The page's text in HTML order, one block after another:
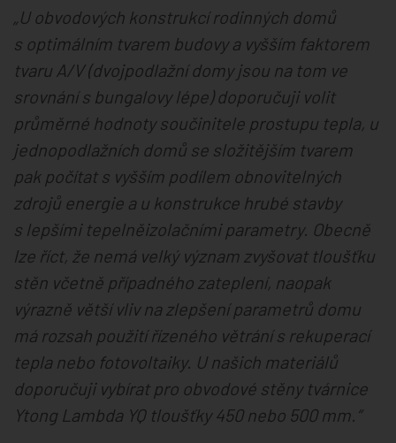
„U obvodových konstrukcí rodinných domů
s optimálním tvarem budovy a vyšším faktorem
tvaru A/V (dvojpodlažní domy jsou na tom ve
srovnání s bungalovy lépe) doporučuji volit
průměrné hodnoty součinitele prostupu tepla, u
jednopodlažních domů se složitějším tvarem
pak počítat s vyšším podílem obnovitelných
zdrojů energie a u konstrukce hrubé stavby
s lepšími tepelněizolačními parametry. Obecně
lze říct, že nemá velký význam zvyšovat tloušťku
stěn včetně případného zateplení, naopak
výrazně větší vliv na zlepšení parametrů domu
má rozsah použití řízeného větrání s rekuperací
tepla nebo fotovoltaiky. U našich materiálů
doporučuji vybírat pro obvodové stěny tvárnice
Ytong Lambda YQ tloušťky 450 nebo 500 mm.“